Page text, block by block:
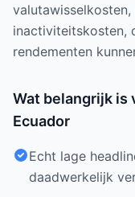
inactiviteitskosten,
rendementen
Wat belangrijk is
Ecuador
Echt lage
daadwerkelijk